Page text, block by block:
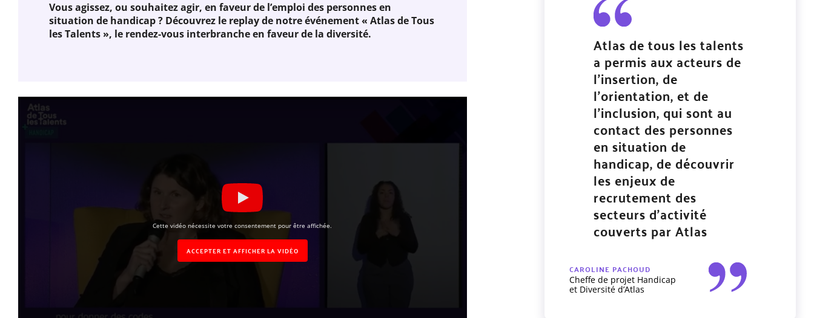
Vous agissez, ou souhaitez agir, en faveur de l’emploi des personnes en
situation de handicap ? Découvrez le replay de notre événement « Atlas de Tous
les Talents », le rendez-vous interbranche en faveur de la diversité.
Cette vidéo nécessite votre consentement pour être affichée.
ACCEPTER ET AFFICHER LA VIDÉO
Atlas de tous les talents
a permis aux acteurs de
l’insertion, de
l’orientation, et de
l’inclusion, qui sont au
contact des personnes
en situation de
handicap, de découvrir
les enjeux de
recrutement des
secteurs d’activité
couverts par Atlas
CAROLINE PACHOUD
Cheffe de projet Handicap
et Diversité d’Atlas